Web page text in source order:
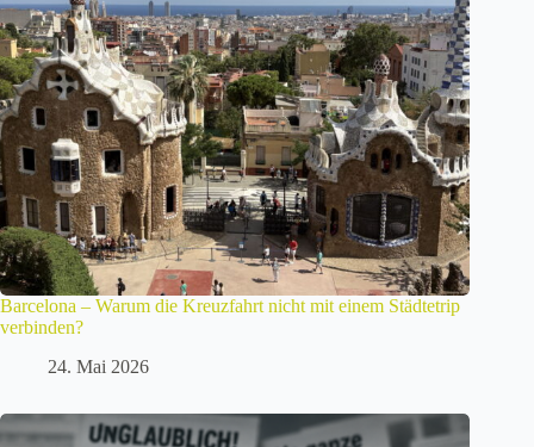
Barcelona – Warum die Kreuzfahrt nicht mit einem Städtetrip
verbinden?
24. Mai 2026